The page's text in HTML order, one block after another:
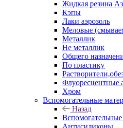
Жидкая резина
Кэпы
Лаки аэрозоль
Меловые
Металлик
Не металлик
Общего
По пластику
Флуоресцентные
Хром
Вспомогательные
Назад
Антисиликоны